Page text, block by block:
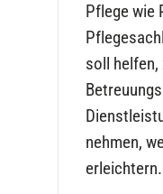
Pflege wie
soll
nehmen,
erleichtern.